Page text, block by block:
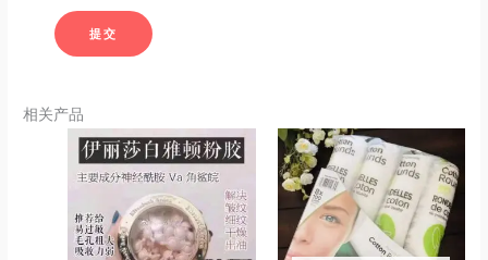
相关产品